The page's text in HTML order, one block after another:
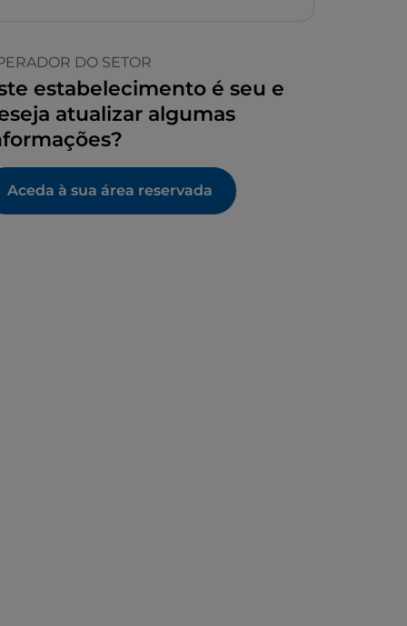
DO SETOR
estabelecimento é seu e
atualizar algumas
Aceda à sua área reservada